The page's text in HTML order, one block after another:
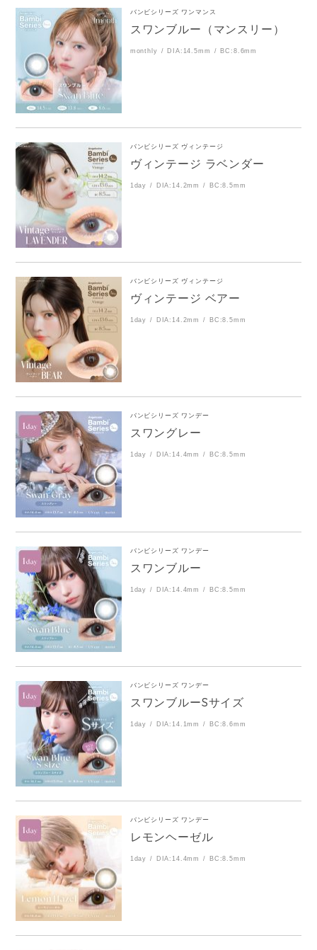
バンビシリーズ ワンマンス
スワンブルー（マンスリー）
monthly DIA:14.5mm BC:8.6mm
バンビシリーズ ヴィンテージ
ヴィンテージ ラベンダー
1day DIA:14.2mm BC:8.5mm
バンビシリーズ ヴィンテージ
ヴィンテージ ベアー
1day DIA:14.2mm BC:8.5mm
バンビシリーズ ワンデー
スワングレー
1day DIA:14.4mm BC:8.5mm
バンビシリーズ ワンデー
スワンブルー
1day DIA:14.4mm BC:8.5mm
バンビシリーズ ワンデー
スワンブルーSサイズ
1day DIA:14.1mm BC:8.6mm
バンビシリーズ ワンデー
レモンヘーゼル
1day DIA:14.4mm BC:8.5mm